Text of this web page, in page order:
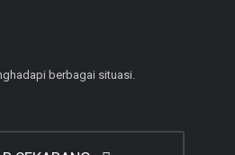
berbagai situasi.